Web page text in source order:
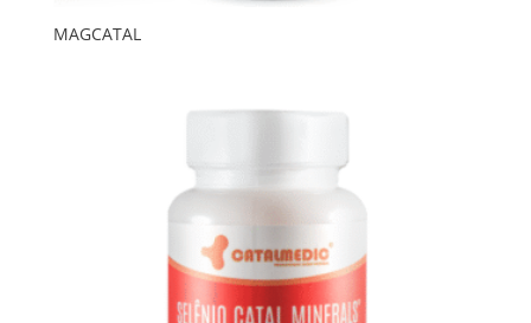
MAGCATAL